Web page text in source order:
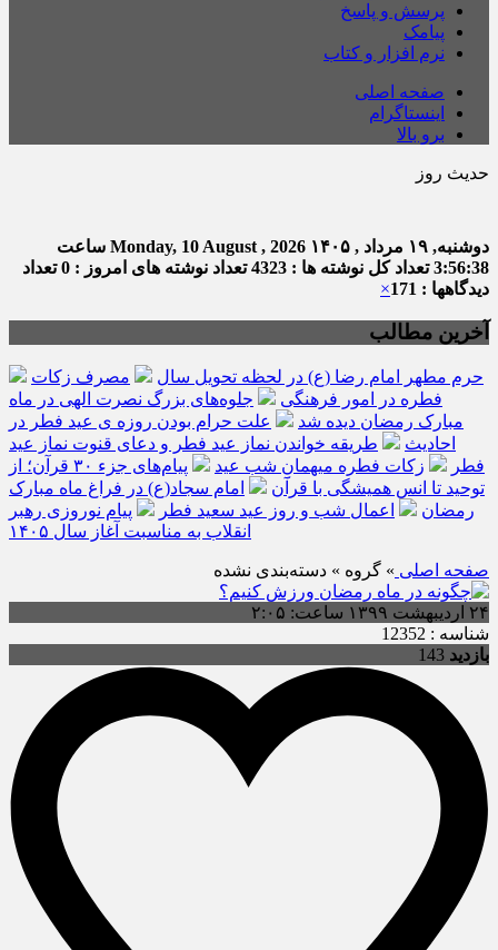
پرسش و پاسخ
پیامک
نرم افزار و کتاب
صفحه اصلی
اینستاگرام
برو بالا
حدیث روز
دوشنبه, ۱۹ مرداد , ۱۴۰۵ Monday, 10 August , 2026 ساعت
3:56:39تعداد کل نوشته ها : 4323 تعداد نوشته های امروز : 0
تعداد
دیدگاهها : 171
×
آخرین مطالب
حرم مطهر امام رضا (ع) در لحظه تحویل سال
مصرف زکات
فطره در امور فرهنگی
جلوه‌های بزرگ نصرت الهی در ماه
مبارک رمضان دیده شد
علت حرام بودن روزه ی عید فطر در
احادیث
طریقه خواندن نماز عید فطر و دعای قنوت نماز عید
فطر
زکات فطره میهمانِ شب عید
پیام‌های جزء ۳۰ قرآن؛ از
توحید تا انس همیشگی با قرآن
امام سجاد(ع) در فراغ ماه مبارک
رمضان
اعمال شب و روز عید سعید فطر
پیام نوروزی رهبر
انقلاب به مناسبت آغاز سال ۱۴۰۵
صفحه اصلی » گروه » دسته‌بندی نشده
۲۴ اردیبهشت ۱۳۹۹ ساعت: ۲:۰۵
شناسه : 12352
بازدید 143